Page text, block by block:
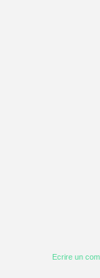
Ecrire un